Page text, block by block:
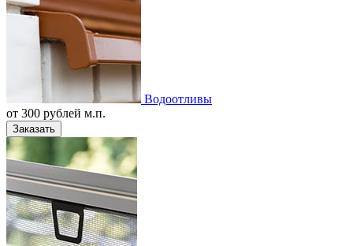
Водоотливы
от 300 рублей м.п.
Заказать